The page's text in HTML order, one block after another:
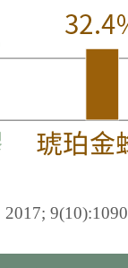
2017; 9(10):1090